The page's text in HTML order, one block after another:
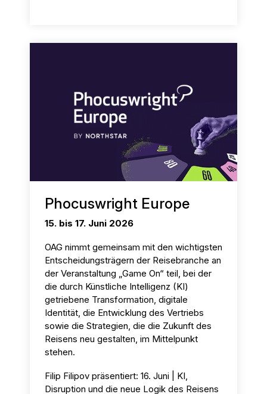
Phocuswright Europe
15. bis 17. Juni 2026
OAG nimmt gemeinsam mit den wichtigsten
Entscheidungsträgern der Reisebranche an
der Veranstaltung „Game On“ teil, bei der
die durch Künstliche Intelligenz (KI)
getriebene Transformation, digitale
Identität, die Entwicklung des Vertriebs
sowie die Strategien, die die Zukunft des
Reisens neu gestalten, im Mittelpunkt
stehen.
Filip Filipov präsentiert: 16. Juni | KI,
Disruption und die neue Logik des Reisens